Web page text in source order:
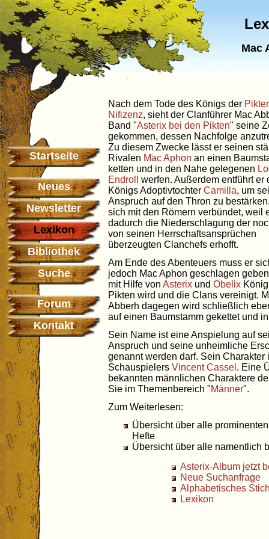
Mac
Startseite
Neues
Newsletter
Lexikon
Bibliothek
Suche
Forum
Kontakt
Nach dem Tode des Königs der
Nifizenz, sieht der Clanführer Mac
Band "Asterix bei den Pikten" seine
gekommen, dessen Nachfolge
Zu diesem Zwecke lässt er seinen
Rivalen Mac Aphon an einen
ketten und in den Nahe gelegenen
Endroll
werfen. Außerdem entführt er
Königs Adoptivtochter Camilla, um
Anspruch auf den Thron zu
sich mit den Römern verbündet, weil
dadurch die Niederschlagung der
von seinen Herrschaftsansprüchen
überzeugten Clanchefs erhofft.
Am Ende des Abenteuers muss er
jedoch Mac Aphon geschlagen
mit Hilfe von Asterix und Obelix
Pikten wird und die Clans vereinigt.
Abberh dagegen wird schließlich
auf einen Baumstamm gekettet und
Sein Name ist eine Anspielung auf
Anspruch und seine unheimliche
genannt werden darf. Sein
Schauspielers Vincent Cassel . Eine
bekannten männlichen Charaktere
Sie im Themenbereich "Männer".
Zum Weiterlesen:
Übersicht über alle
Hefte
Übersicht über alle namentlich
Asterix-Album jetzt
Neue Suchanfrage
Alphabetisches
Lexikon